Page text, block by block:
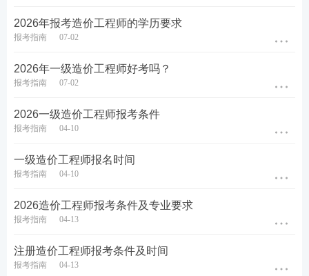
2026年一造考试报名关键时间节点
（1）报名时间
。根据中国人事考试网发布《2026年
度专业技术人员职业资格考试重要事项提示》，2026
年全国一级造价工程师考试预计7月24日-8月18日报
地一造报名考务通知。报名入口为中国人事考试网。
↓关注2026年一级造价工程师各地报名时间↓
2026年报考造价工程师的学历要求
报考指南 07-02
2026年一级造价工程师好考吗？
报考指南 07-02
2026一级造价工程师报考条件
报考指南 04-10
一级造价工程师报名时间
报考指南 04-10
2026造价工程师报考条件及专业要求
报考指南 04-13
注册造价工程师报考条件及时间
报考指南 04-13